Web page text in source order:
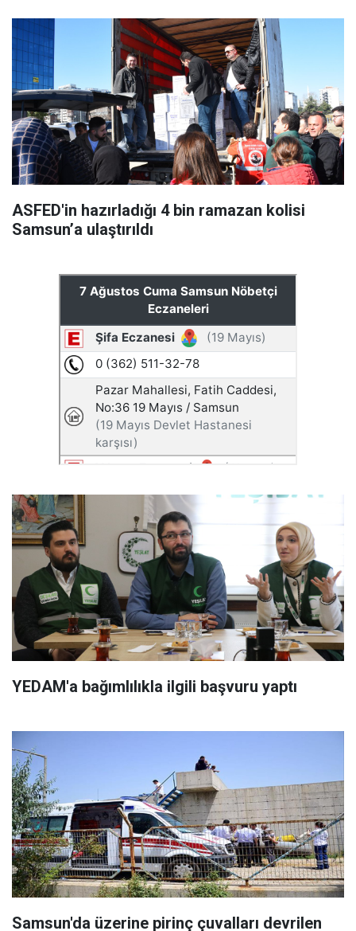
ASFED'in hazırladığı 4 bin ramazan kolisi
Samsun’a ulaştırıldı
YEDAM'a bağımlılıkla ilgili başvuru yaptı
Samsun'da üzerine pirinç çuvalları devrilen